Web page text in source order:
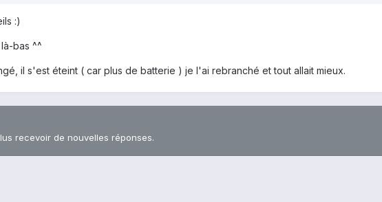
:)
bas ^^
il s'est éteint ( car plus de batterie ) je l'ai rebranché et tout allait mieux.
recevoir de nouvelles réponses.